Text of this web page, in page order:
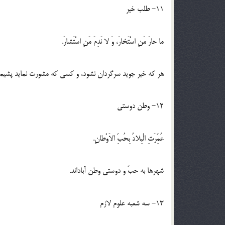
11- طلب خیر
ما حارَ مَنِ اسْتَخارَ، وَ لا نَدِمَ مَنِ اسْتَشارَ.
هر که خیر جوید سرگردان نشود، و کسی که مشورت نماید
12- وطن دوستی
عُمِّرَتِ الْبِلادُ بِحُبِّ الاَوْطانِ.
شهرها به حبّ و دوستی وطن آباداند.
13- سه شعبه علوم لازم